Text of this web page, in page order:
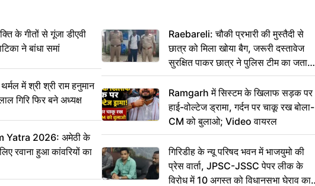
के गीतों से गूंजा डीएवी
ने बांधा समां
में श्री श्री राम हनुमान
गिरि फिर बने अध्यक्ष
Yatra 2026: अमेठी के
रवाना हुआ कांवरियों का
Raebareli: चौकी प्रभारी की मुस्तैदी से
छात्र को मिला खोया बैग, जरूरी दस्तावेज
सुरक्षित पाकर छात्र ने पुलिस टीम का जताया
आभार
Ramgarh में सिस्टम के खिलाफ सड़क पर
हाई-वोल्टेज ड्रामा, गर्दन पर चाकू रख बोला-
CM को बुलाओ; Video वायरल
गिरिडीह के न्यू परिषद भवन में भाजयुमो की
प्रेस वार्ता, JPSC-JSSC पेपर लीक के
विरोध में 10 अगस्त को विधानसभा घेराव का